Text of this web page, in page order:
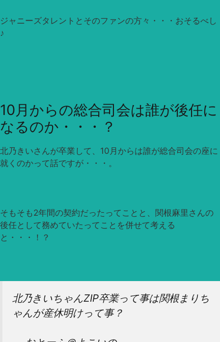
ジャニーズタレントとそのファンの方々・・・おそるべし
♪
10月からの総合司会は誰が後任に
なるのか・・・？
北乃きいさんが卒業して、10月からは誰が総合司会の座に
就くのかって話ですが・・・。
そもそも2年間の契約だったってことと、関根麻里さんの
後任として務めていたってことを併せて考える
と・・・！？
北乃きいちゃんZIP卒業って事は関根まりち
ゃんが産休明けって事？